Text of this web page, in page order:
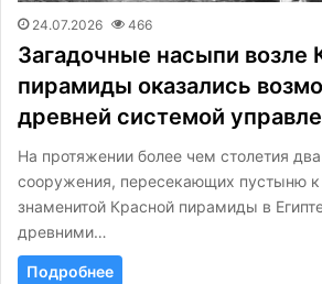
24.07.2026 466
Загадочные насыпи возле
пирамиды оказались
древней системой
На протяжении более чем столетия
сооружения, пересекающих пустыню к
знаменитой Красной пирамиды в
древними…
Подробнее